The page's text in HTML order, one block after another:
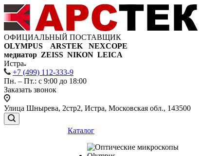
ОФИЦИАЛЬНЫЙ ПОСТАВЩИК
OLYMPUS ARSTEK NEXCOPE
медиатор ZEISS NIKON LEICA
Истра
+7 (499) 112-333-9
Пн. – Пт.: с 9:00 до 18:00
Заказать звонок
Улица Шнырева, 2стр2, Истра, Московская обл., 143500
Каталог